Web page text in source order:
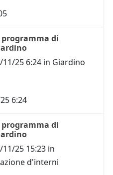
di
11/25 6:24 in Giardino
6:24
di
11/25 15:23 in
d'interni